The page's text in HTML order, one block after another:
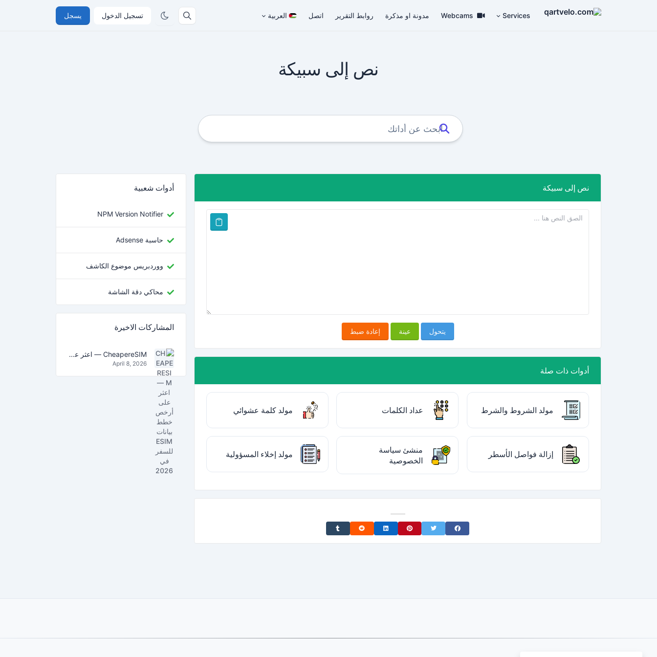
تسجيل الدخول يسجل Services
Webcams مدونة او مذكرة روابط التقرير اتصل العربية
نص إلى سبيكة
نص إلى سبيكة
يتحول عينة إعادة ضبط
أدوات ذات صلة
مولد الشروط والشرط عداد الكلمات مولد كلمة عشوائي
إزالة فواصل الأسطر
منشئ سياسة
الخصوصية
مولد إخلاء المسؤولية
Share on Facebook
Share on Twitter
Share on Pinterest
Share on LinkedIn
Share on Reddit
Share on Tumblr
أدوات شعبية
NPM Version Notifier
حاسبة Adsense
ووردبريس موضوع الكاشف
محاكي دقة الشاشة
المشاركات الاخيرة
CheapereSIM — اعثر على أرخص خطط بيانات eSIM للسفر في 2026
April 8, 2026